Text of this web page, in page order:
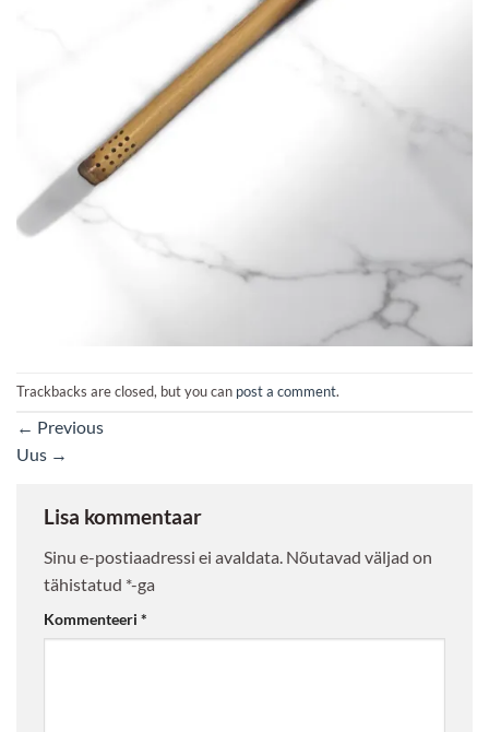
Trackbacks are closed, but you can post a comment.
← Previous
Uus →
Lisa kommentaar
Sinu e-postiaadressi ei avaldata. Nõutavad väljad on
tähistatud *-ga
Kommenteeri *